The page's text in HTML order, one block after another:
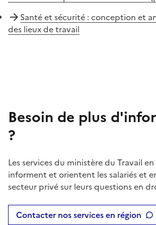
Santé et sécurité : conception et
des lieux de travail
Besoin de plus
?
Les services du ministère du Travail
informent et orientent les salariés et
secteur privé sur leurs questions en
Contacter nos services en région